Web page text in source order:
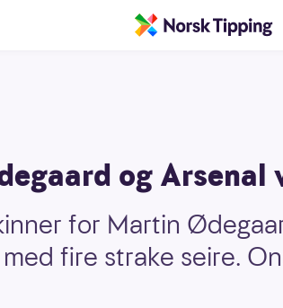
og Arsenal
for Martin
fire strake seire.